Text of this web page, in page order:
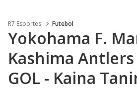
R7 Esportes Futebol
Yokohama F.
Kashima Antlers
GOL - Kaina